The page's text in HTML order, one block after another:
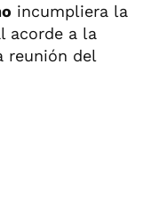
incumpliera la
acorde a la
reunión del